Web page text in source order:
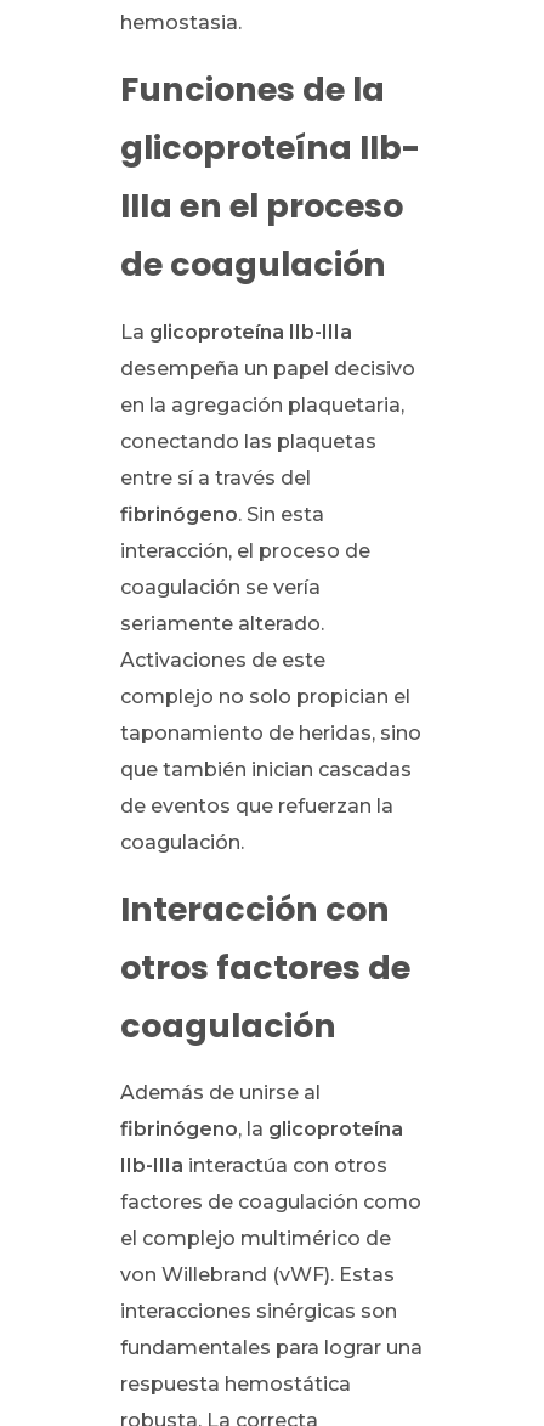
hemostasia.
Funciones de la
glicoproteína IIb-
IIIa en el proceso
de coagulación
La glicoproteína IIb-IIIa
desempeña un papel decisivo
en la agregación plaquetaria,
conectando las plaquetas
entre sí a través del
fibrinógeno. Sin esta
interacción, el proceso de
coagulación se vería
seriamente alterado.
Activaciones de este
complejo no solo propician el
taponamiento de heridas, sino
que también inician cascadas
de eventos que refuerzan la
coagulación.
Interacción con
otros factores de
coagulación
Además de unirse al
fibrinógeno, la glicoproteína
IIb-IIIa interactúa con otros
factores de coagulación como
el complejo multimérico de
von Willebrand (vWF). Estas
interacciones sinérgicas son
fundamentales para lograr una
respuesta hemostática
robusta. La correcta